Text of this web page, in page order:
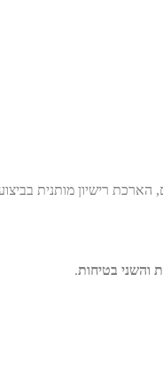
רישיון מותנית
והשני בטיחות.